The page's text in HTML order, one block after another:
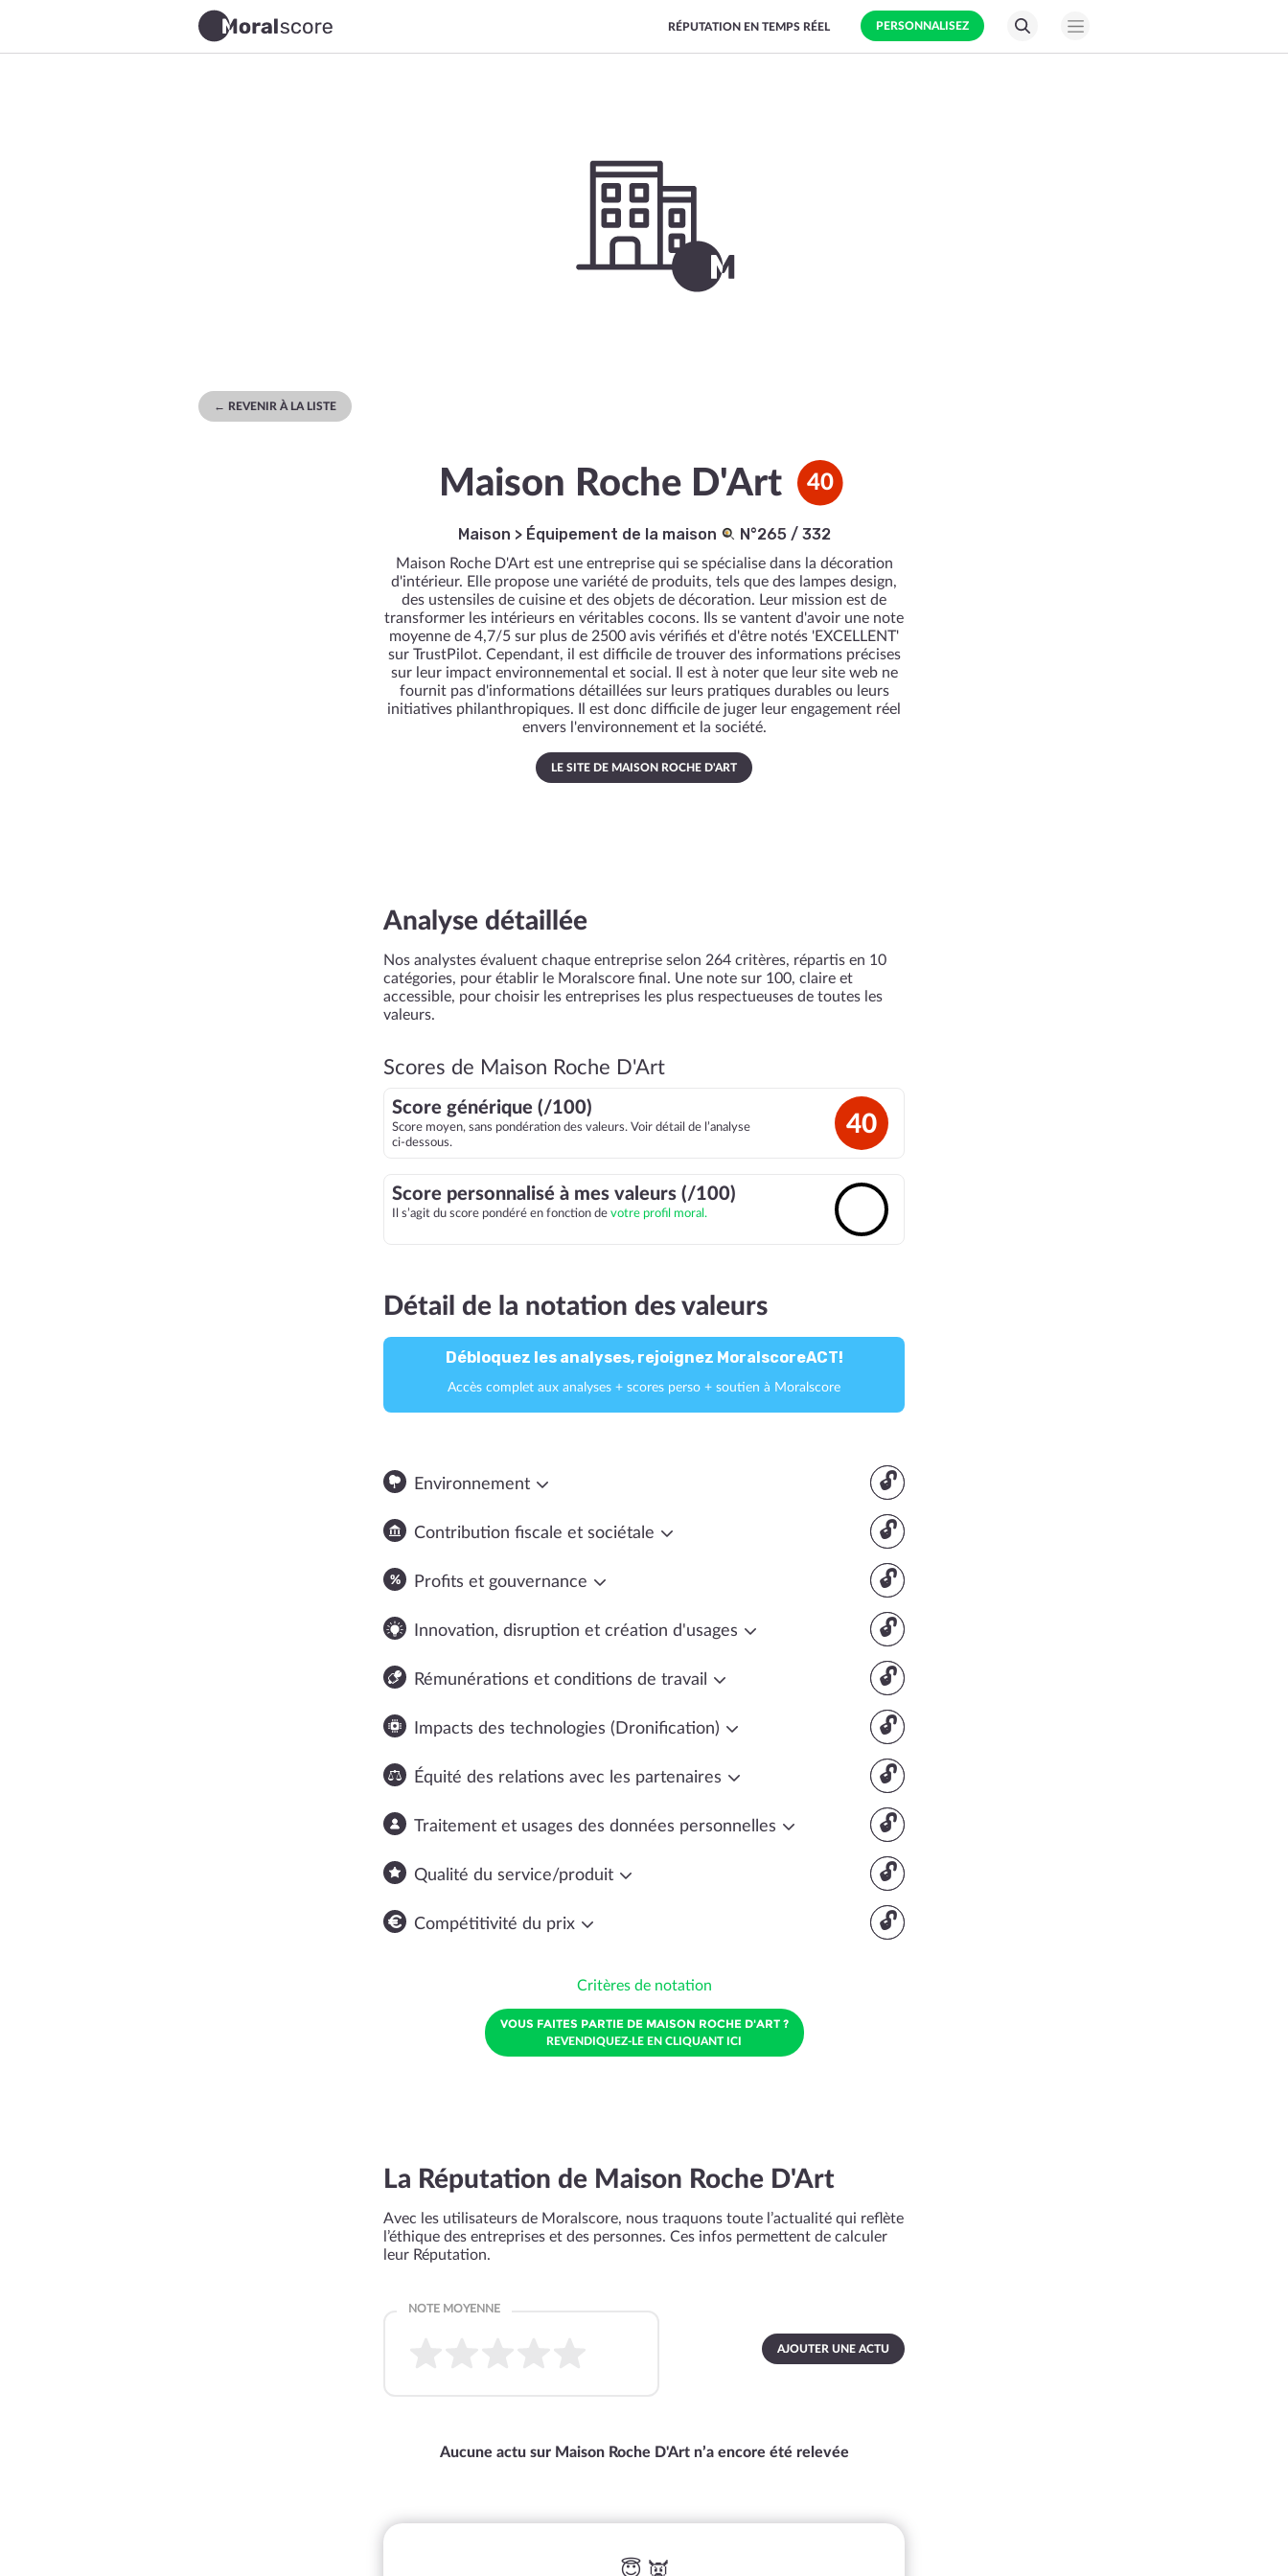
PERSONNALISEZ
RÉPUTATION EN TEMPS RÉEL
← REVENIR À LA LISTE
Maison Roche D'Art 40
Maison > Équipement de la maison N°265 / 332
Maison Roche D'Art est une entreprise qui se spécialise dans la décoration
d'intérieur. Elle propose une variété de produits, tels que des lampes design,
des ustensiles de cuisine et des objets de décoration. Leur mission est de
transformer les intérieurs en véritables cocons. Ils se vantent d'avoir une note
moyenne de 4,7/5 sur plus de 2500 avis vérifiés et d'être notés 'EXCELLENT'
sur TrustPilot. Cependant, il est difficile de trouver des informations précises
sur leur impact environnemental et social. Il est à noter que leur site web ne
fournit pas d'informations détaillées sur leurs pratiques durables ou leurs
initiatives philanthropiques. Il est donc difficile de juger leur engagement réel
envers l'environnement et la société.
LE SITE DE MAISON ROCHE D'ART
Analyse détaillée
Nos analystes évaluent chaque entreprise selon 264 critères, répartis en 10
catégories, pour établir le Moralscore final. Une note sur 100, claire et
accessible, pour choisir les entreprises les plus respectueuses de toutes les
valeurs.
Scores de Maison Roche D'Art
Score générique (/100)
Score moyen, sans pondération des valeurs. Voir détail de l’analyse
ci-dessous.
40
Score personnalisé à mes valeurs (/100)
Il s’agit du score pondéré en fonction de votre profil moral.
Détail de la notation des valeurs
Débloquez les analyses, rejoignez MoralscoreACT!
Accès complet aux analyses + scores perso + soutien à Moralscore
🔓
Environnement
🔓
Contribution fiscale et sociétale
🔓
Profits et gouvernance
🔓
Innovation, disruption et création d'usages
🔓
Rémunérations et conditions de travail
🔓
Impacts des technologies (Dronification)
🔓
Équité des relations avec les partenaires
🔓
Traitement et usages des données personnelles
🔓
Qualité du service/produit
🔓
Compétitivité du prix
Critères de notation
VOUS FAITES PARTIE DE MAISON ROCHE D'ART ?
REVENDIQUEZ-LE EN CLIQUANT ICI
La Réputation de Maison Roche D'Art
Avec les utilisateurs de Moralscore, nous traquons toute l’actualité qui reflète
l’éthique des entreprises et des personnes. Ces infos permettent de calculer
leur Réputation.
AJOUTER UNE ACTU
Aucune actu sur Maison Roche D'Art n’a encore été relevée
😇 👿